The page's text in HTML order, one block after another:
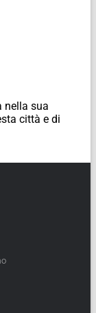
nella sua
città e di